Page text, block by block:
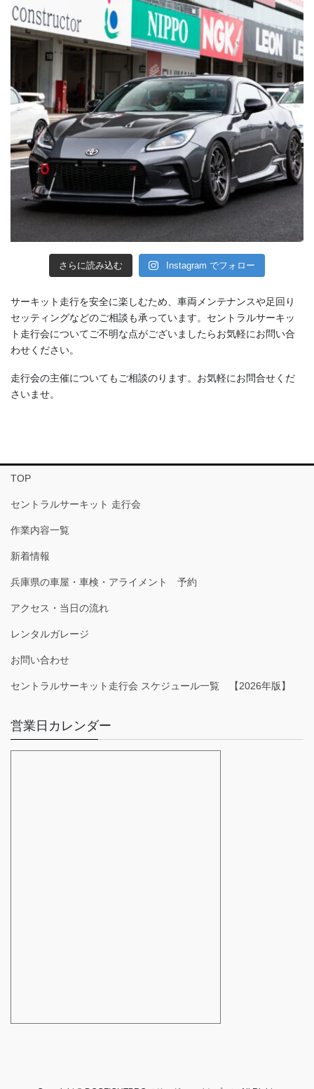
さらに読み込む Instagram でフォロー
サーキット走行を安全に楽しむため、車両メンテナンスや足回り
セッティングなどのご相談も承っています。セントラルサーキッ
ト走行会についてご不明な点がございましたらお気軽にお問い合
わせください。
走行会の主催についてもご相談のります。お気軽にお問合せくだ
さいませ。
TOP
セントラルサーキット 走行会
作業内容一覧
新着情報
兵庫県の車屋・車検・アライメント 予約
アクセス・当日の流れ
レンタルガレージ
お問い合わせ
セントラルサーキット走行会 スケジュール一覧 【2026年版】
営業日カレンダー